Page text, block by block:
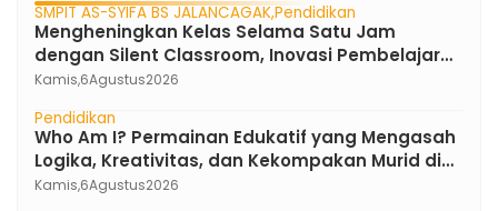
SMPIT AS-SYIFA BS JALANCAGAKPendidikan
Mengheningkan Kelas Selama Satu Jam
dengan Silent Classroom, Inovasi Pembelajaran
Bahasa Indonesia di SMPIT As-Syifa Boarding
Kamis,6Agustus2026
Pendidikan
Who Am I? Permainan Edukatif yang Mengasah
Logika, Kreativitas, dan Kekompakan Murid di
SMPIT As-Syifa Boarding School
Kamis,6Agustus2026